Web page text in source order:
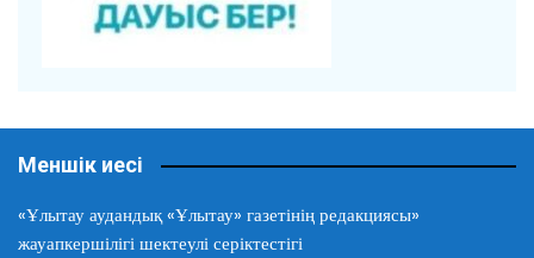
Меншік иесі
«Ұлытау аудандық «Ұлытау» газетінің редакциясы»
жауапкершілігі шектеулі серіктестігі